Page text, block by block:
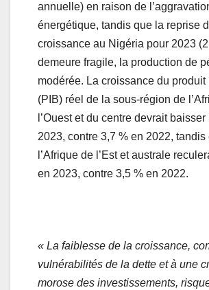
annuelle) en raison de
énergétique, tandis que la reprise
croissance au Nigéria pour 2023
demeure fragile, la production de
modérée. La croissance du produit
(PIB) réel de la sous-région de
l’Ouest et du centre devrait
2023, contre 3,7 % en 2022,
l’Afrique de l’Est et australe
en 2023, contre 3,5 % en 2022.
« La faiblesse de la croissance,
vulnérabilités de la dette et à une
morose des investissements,